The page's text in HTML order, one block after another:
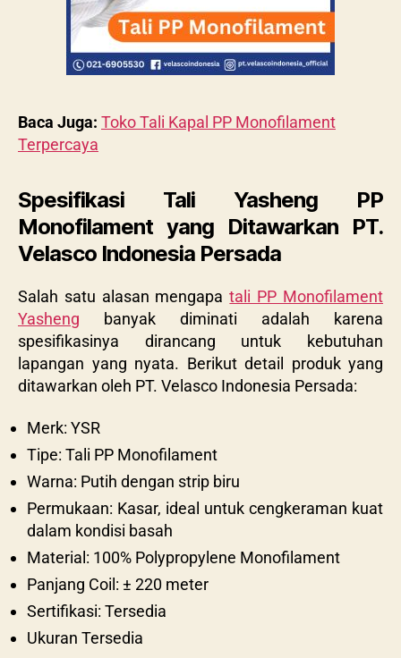
Baca Juga: Toko Tali Kapal PP Monofilament
Terpercaya
Spesifikasi Tali Yasheng PP
Monofilament yang Ditawarkan PT.
Velasco Indonesia Persada
Salah satu alasan mengapatali PP Monofilament
Yasheng banyak diminati adalah karena
spesifikasinya dirancang untuk kebutuhan
lapangan yang nyata. Berikut detail produk yang
ditawarkan oleh PT. Velasco Indonesia Persada:
Merk: YSR
Tipe: Tali PP Monofilament
Warna: Putih dengan strip biru
Permukaan: Kasar, ideal untuk cengkeraman kuat
dalam kondisi basah
Material: 100% Polypropylene Monofilament
Panjang Coil: ± 220 meter
Sertifikasi: Tersedia
Ukuran Tersedia